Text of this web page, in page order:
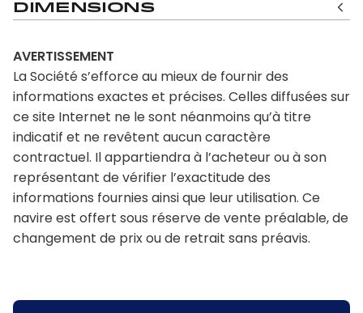
Dimensions
AVERTISSEMENT
La Société s’efforce au mieux de fournir des
informations exactes et précises. Celles diffusées sur
ce site Internet ne le sont néanmoins qu’à titre
indicatif et ne revêtent aucun caractère
contractuel. Il appartiendra à l’acheteur ou à son
représentant de vérifier l’exactitude des
informations fournies ainsi que leur utilisation. Ce
navire est offert sous réserve de vente préalable, de
changement de prix ou de retrait sans préavis.